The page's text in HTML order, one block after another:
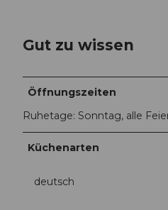
Gut zu wissen
Öffnungszeiten
Ruhetage: Sonntag, alle
Küchenarten
deutsch